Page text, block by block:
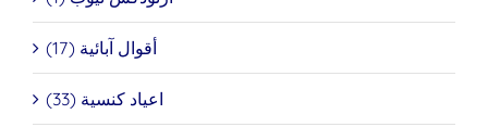
أقوال آبائية (17)
اعياد كنسية (33)